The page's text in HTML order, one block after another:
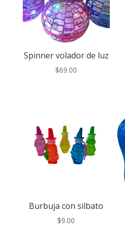
Spinner volador de luz
$69.00
Burbuja con silbato
$9.00